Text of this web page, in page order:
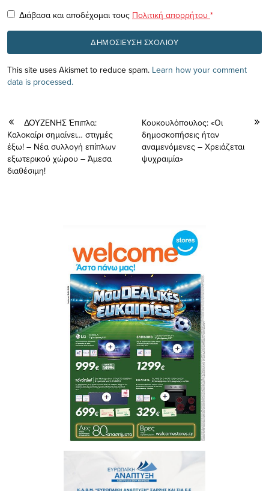
Διάβασα και αποδέχομαι τους Πολιτική απορρήτου *
This site uses Akismet to reduce spam. Learn how your comment
data is processed.
ΔΟΥΖΕΝΗΣ Έπιπλα:
Καλοκαίρι σημαίνει… στιγμές
έξω! – Νέα συλλογή επίπλων
εξωτερικού χώρου – Άμεσα
διαθέσιμη!
Κουκουλόπουλος: «Οι
δημοσκοπήσεις ήταν
αναμενόμενες – Χρειάζεται
ψυχραιμία»